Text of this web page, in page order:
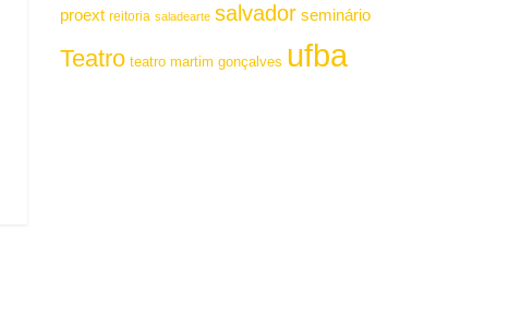
proext reitoria saladearte salvador seminário
Teatro teatro martim gonçalves ufba